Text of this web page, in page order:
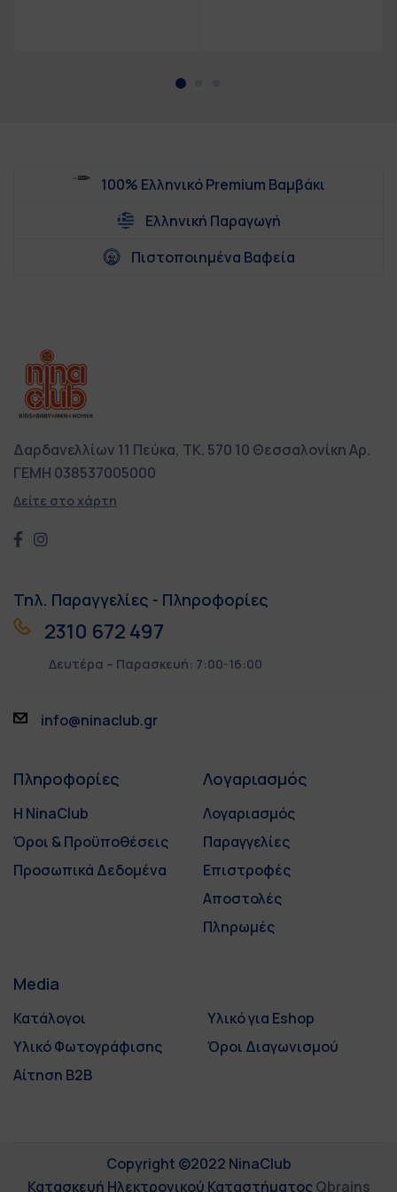
100% Ελληνικό Premium Βαμβάκι
Ελληνική Παραγωγή
Πιστοποιημένα Βαφεία
Δαρδανελλίων 11 Πεύκα, ΤΚ. 570 10 ΘεσσαλονίκηΑρ.
ΓΕΜΗ 038537005000
Δείτε στο χάρτη
Τηλ. Παραγγελίες - Πληροφορίες
2310 672 497
Δευτέρα – Παρασκευή: 7:00-16:00
info@ninaclub.gr
Πληροφορίες
Η NinaClub
Όροι & Προϋποθέσεις
Προσωπικά Δεδομένα
Λογαριασμός
Λογαριασμός
Παραγγελίες
Επιστροφές
Αποστολές
Πληρωμές
Media
Κατάλογοι
Υλικό για Eshop
Υλικό Φωτογράφισης
Όροι Διαγωνισμού
Αίτηση B2B
Copyright ©2022 NinaClub
Κατασκευή Ηλεκτρονικού Καταστήματος Qbrains